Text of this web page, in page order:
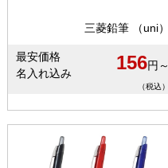
三菱鉛筆 （uni）
最安価格
名入れ込み
156円～
（税込）